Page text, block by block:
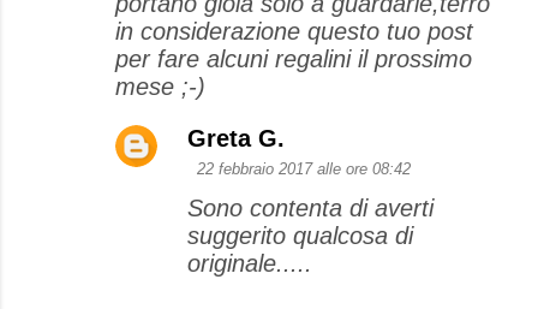
in considerazione questo tuo post
per fare alcuni regalini il prossimo
mese ;-)
Greta G.
22 febbraio 2017 alle ore 08:42
Sono contenta di averti
suggerito qualcosa di
originale.....